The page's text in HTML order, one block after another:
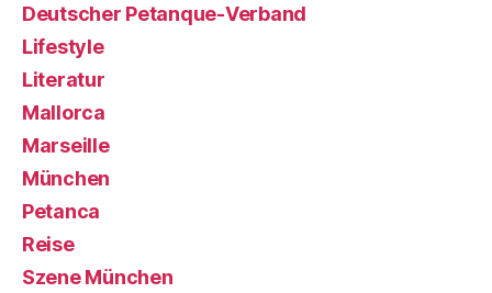
Deutscher Petanque-Verband
Lifestyle
Literatur
Mallorca
Marseille
München
Petanca
Reise
Szene München